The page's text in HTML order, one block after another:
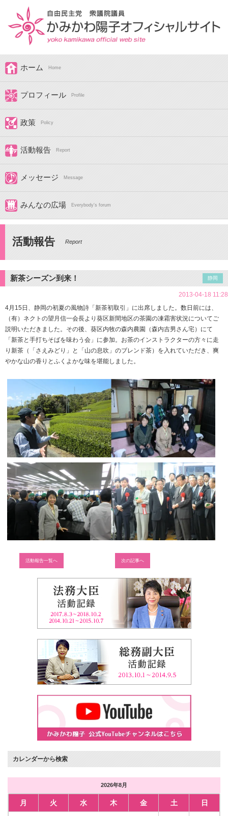
ホーム Home
プロフィール Profile
政策 Policy
活動報告 Report
メッセージ Message
みんなの広場 Everybody's forum
活動報告 Report
新茶シーズン到来！ 静岡
2013-04-18 11:28
4月15日、静岡の初夏の風物詩「新茶初取引」に出席しました。数日前には、
（有）ネクトの望月信一会長より葵区新間地区の茶園の凍霜害状況についてご
説明いただきました。その後、葵区内牧の森内農園（森内吉男さん宅）にて
「新茶と手打ちそばを味わう会」に参加。お茶のインストラクターの方々に走
り新茶（「さえみどり」と「山の息吹」のブレンド茶）を入れていただき、爽
やかな山の香りとふくよかな味を堪能しました。
活動報告一覧へ 次の記事へ
カレンダーから検索
2026年8月
月 火 水 木 金 土 日